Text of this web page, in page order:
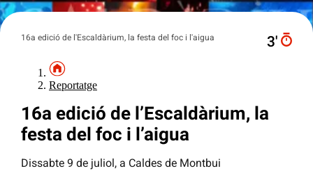
16a edició de l'Escaldàrium, la festa del foc i l'aigua 3′
Reportatge
16a edició de l’Escaldàrium, la
festa del foc i l’aigua
Dissabte 9 de juliol, a Caldes de Montbui